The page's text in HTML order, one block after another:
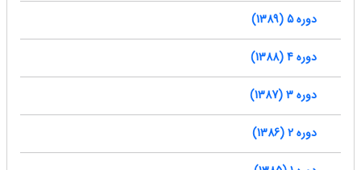
دوره 5 (1389)
دوره 4 (1388)
دوره 3 (1387)
دوره 2 (1386)